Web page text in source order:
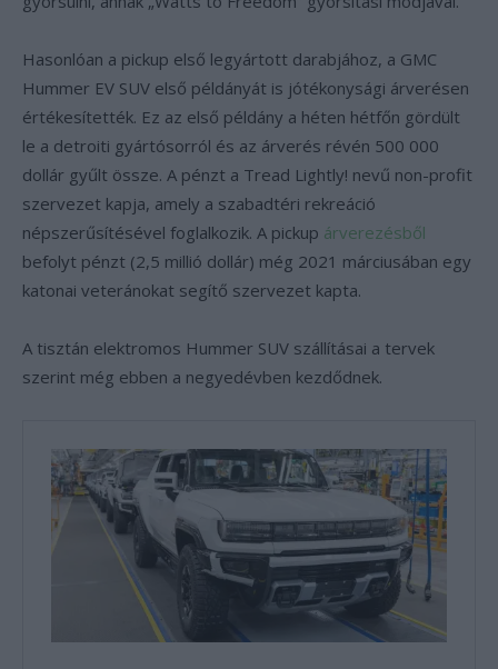
Hasonlóan a pickup első legyártott darabjához, a GMC
Hummer EV SUV első példányát is jótékonysági árverésen
értékesítették. Ez az első példány a héten hétfőn gördült
le a detroiti gyártósorról és az árverés révén 500 000
dollár gyűlt össze. A pénzt a Tread Lightly! nevű non-profit
szervezet kapja, amely a szabadtéri rekreáció
népszerűsítésével foglalkozik. A pickup árverezésből
befolyt pénzt (2,5 millió dollár) még 2021 márciusában egy
katonai veteránokat segítő szervezet kapta.
A tisztán elektromos Hummer SUV szállításai a tervek
szerint még ebben a negyedévben kezdődnek.